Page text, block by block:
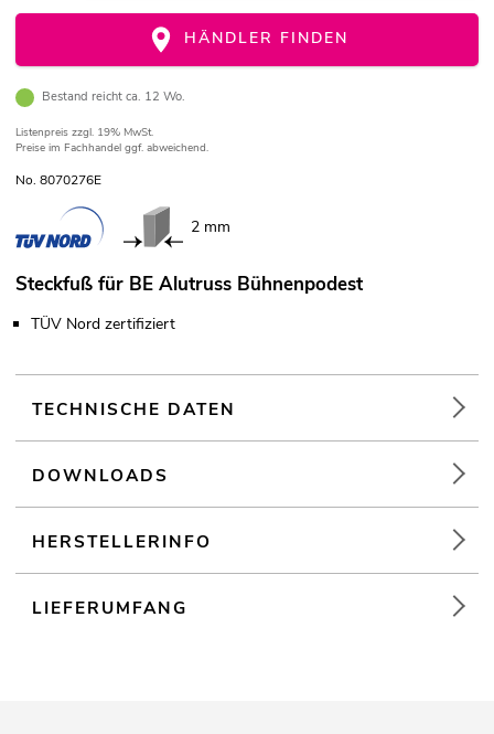
HÄNDLER FINDEN
Bestand reicht ca. 12 Wo.
Listenpreis zzgl. 19% MwSt.
Preise im Fachhandel ggf. abweichend.
No. 8070276E
2 mm
Steckfuß für BE Alutruss Bühnenpodest
TÜV Nord zertifiziert
TECHNISCHE DATEN
DOWNLOADS
HERSTELLERINFO
LIEFERUMFANG